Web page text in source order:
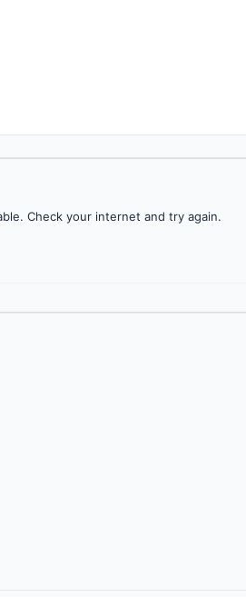
Check your internet and try again.